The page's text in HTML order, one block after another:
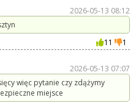
2026-05-13 08:12
11
1
2026-05-13 07:07
więc pytanie czy zdążymy
miejsce